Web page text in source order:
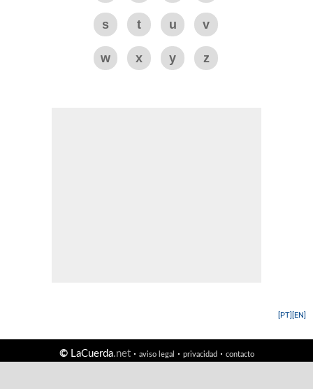
s t u v
w x y z
[EN]
[PT]
©LaCuerda.net· aviso legal · privacidad· contacto